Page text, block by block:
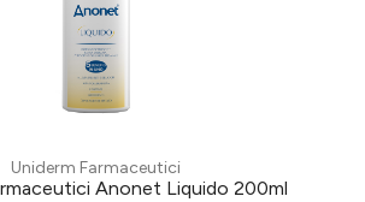
Uniderm Farmaceutici
Anonet Liquido 200ml